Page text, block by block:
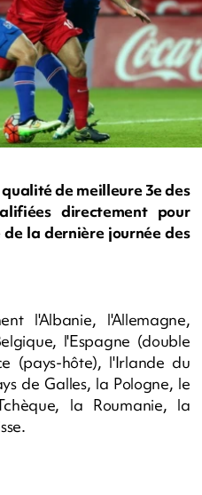
de meilleure 3e des
directement pour
la dernière journée des
l'Albanie, l'Allemagne,
l'Espagne (double
(pays-hôte), l'Irlande du
de Galles, la Pologne, le
la Roumanie, la